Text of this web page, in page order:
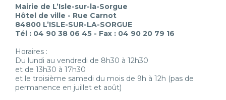
Mairie de L’Isle-sur-la-Sorgue
Hôtel de ville - Rue Carnot
84800 L’ISLE-SUR-LA-SORGUE
Tél : 04 90 38 06 45 - Fax : 04 90 20 79 16
Horaires :
Du lundi au vendredi de 8h30 à 12h30
et de 13h30 à 17h30
et le troisième samedi du mois de 9h à 12h (pas de
permanence en juillet et août)